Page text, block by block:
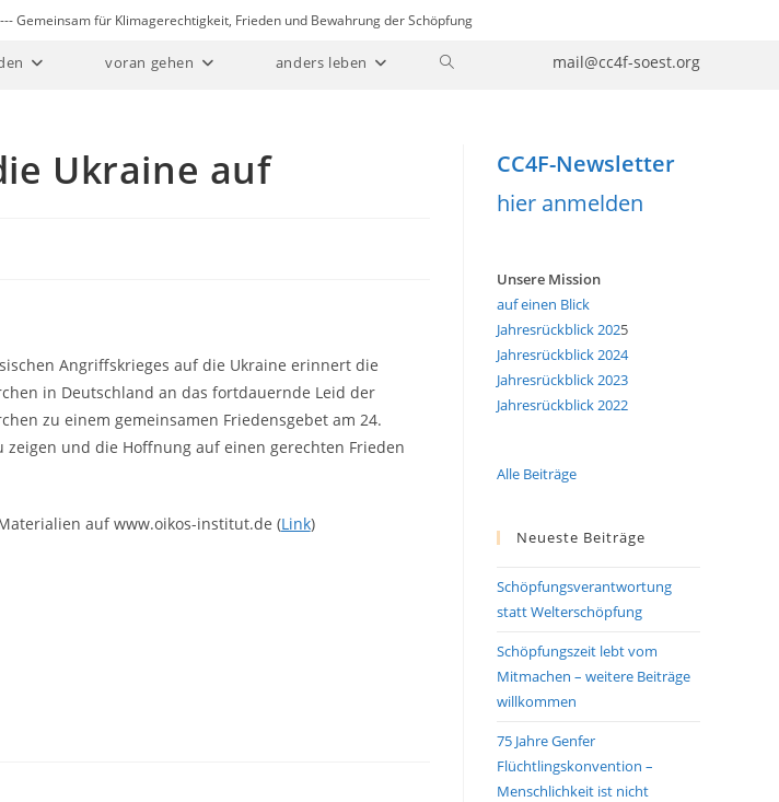
Gemeinsam für Klimagerechtigkeit, Frieden und Bewahrung der Schöpfung
mail@cc4f-soest.org
voran gehen anders leben
Website-
Ukraine auf
Angriffskrieges auf die Ukraine erinnert die
in Deutschland an das fortdauernde Leid der
zu einem gemeinsamen Friedensgebet am 24.
zeigen und die Hoffnung auf einen gerechten Frieden
auf www.oikos-institut.de (Link)
CC4F-Newsletter
hier anmelden
Unsere Mission
auf einen Blick
Jahresrückblick 2025
Jahresrückblick 2024
Jahresrückblick 2023
Jahresrückblick 2022
Alle Beiträge
Neueste Beiträge
Schöpfungsverantwortung
statt Welterschöpfung
Schöpfungszeit lebt vom
Mitmachen – weitere Beiträge
willkommen
75 Jahre Genfer
Flüchtlingskonvention –
Menschlichkeit ist nicht